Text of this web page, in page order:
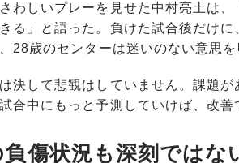
わしいプレーを見せた中村亮土は、
る」と語った。負けた試合後だけ
28歳のセンターは迷いのない意思を
は決して悲観はしていません。課題
合中にもっと予測していけば、改善
傷状況も深刻ではな